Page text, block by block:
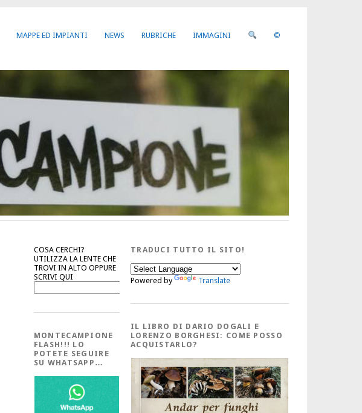
MAPPE ED IMPIANTI NEWS RUBRICHE IMMAGINI ©
COSA CERCHI?
UTILIZZA LA LENTE CHE
TROVI IN ALTO OPPURE
SCRIVI QUI
Cerca
MONTECAMPIONE
FLASH!!! LO
POTETE SEGUIRE
SU WHATSAPP…
TRADUCI TUTTO IL SITO!
Powered by Translate
IL LIBRO DI DARIO DOGALI E
LORENZO BORGHESI: COME POSSO
ACQUISTARLO?